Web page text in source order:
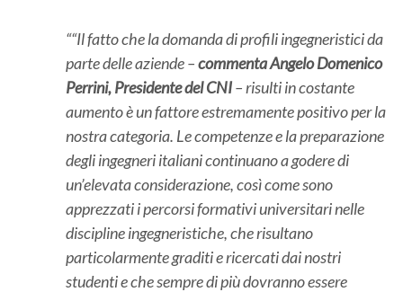
“Il fatto che la domanda di profili ingegneristici da
parte delle aziende –commenta Angelo Domenico
Perrini, Presidente del CNI– risulti in costante
aumento è un fattore estremamente positivo per la
nostra categoria. Le competenze e la preparazione
degli ingegneri italiani continuano a godere di
un’elevata considerazione, così come sono
apprezzati i percorsi formativi universitari nelle
discipline ingegneristiche, che risultano
particolarmente graditi e ricercati dai nostri
studenti e che sempre di più dovranno essere